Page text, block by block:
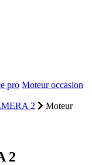
pro Moteur occasion
2
Moteur
2